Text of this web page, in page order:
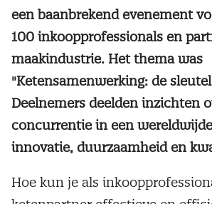
een baanbrekend evenement
100 inkoopprofessionals en
maakindustrie. Het thema was
"Ketensamenwerking: de
Deelnemers deelden inzichten
concurrentie in een
innovatie, duurzaamheid en
Hoe kun je als